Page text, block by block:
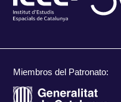
Miembros del Patronato: